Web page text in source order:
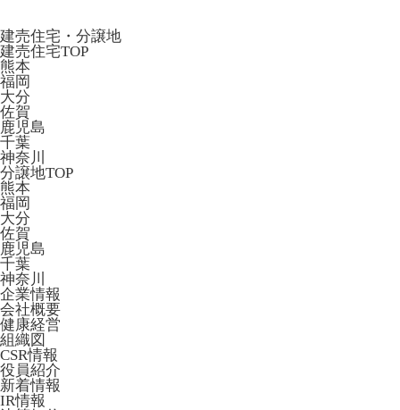
建売住宅・分譲地
建売住宅TOP
熊本
福岡
大分
佐賀
鹿児島
千葉
神奈川
分譲地TOP
熊本
福岡
大分
佐賀
鹿児島
千葉
神奈川
企業情報
会社概要
健康経営
組織図
CSR情報
役員紹介
新着情報
IR情報